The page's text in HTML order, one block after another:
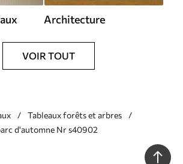
Architecture
VOIR TOUT
Tableaux forêts et arbres
d'automne Nr s40902